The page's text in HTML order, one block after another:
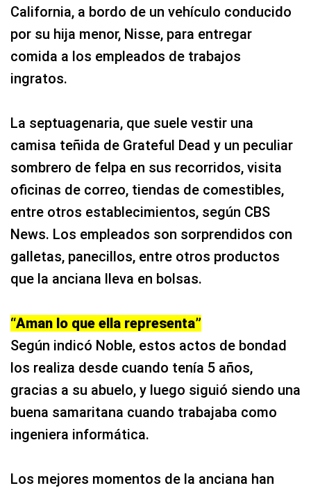
California, a bordo de un vehículo conducido
por su hija menor, Nisse, para entregar
comida a los empleados de trabajos
ingratos.
La septuagenaria, que suele vestir una
camisa teñida de Grateful Dead y un peculiar
sombrero de felpa en sus recorridos, visita
oficinas de correo, tiendas de comestibles,
entre otros establecimientos, según CBS
News. Los empleados son sorprendidos con
galletas, panecillos, entre otros productos
que la anciana lleva en bolsas.
“Aman lo que ella representa”
Según indicó Noble, estos actos de bondad
los realiza desde cuando tenía 5 años,
gracias a su abuelo, y luego siguió siendo una
buena samaritana cuando trabajaba como
ingeniera informática.
Los mejores momentos de la anciana han